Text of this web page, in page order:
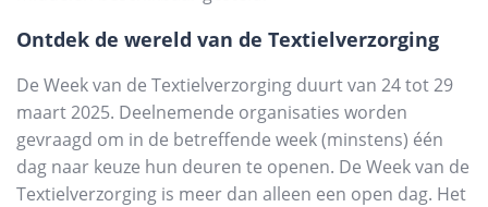
Ontdek de wereld van de Textielverzorging
De Week van de Textielverzorging duurt van 24 tot 29
maart 2025. Deelnemende organisaties worden
gevraagd om in de betreffende week (minstens) één
dag naar keuze hun deuren te openen. De Week van de
Textielverzorging is meer dan alleen een open dag. Het